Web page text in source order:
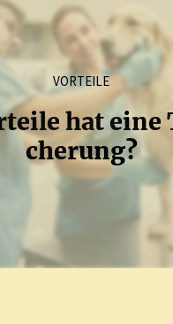
VORTEILE
hat
cherung?